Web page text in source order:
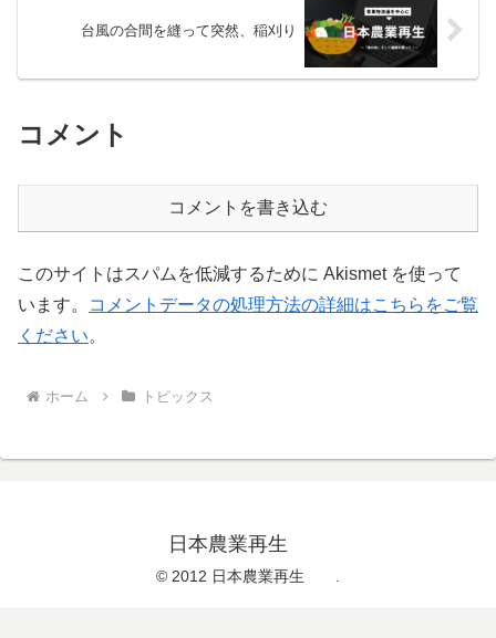
台風の合間を縫って突然、稲刈り
コメント
コメントを書き込む
このサイトはスパムを低減するために Akismet を使って
います。
コメントデータの処理方法の詳細はこちらをご覧
ください。
ホーム トピックス
日本農業再生
© 2012 日本農業再生 .